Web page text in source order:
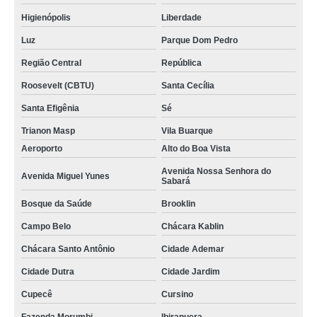
estúdio de ensaio e gravação musical para orçar Nova Piraju
onde encontro sala acústica para ensaio Chácara Kablin
valor de estúdio de ensaio e gravação musical Aclimação
sala de ensaio musical Jardim da Saúde
valor de estúdio de ensaio de música Vila Andrade
sala acústica para ensaio Vila Alexandria
onde encontro estúdio de ensaio musical Roosevelt (CBTU)
ensaio em estúdio de música para orçar Morumbi
onde encontro sala de ensaio musical Bom Retiro
estúdios para ensaios musicais de banda Consolação
valor de estúdio ensaio de musicas Roosevelt (CBTU)
Higienópolis Liberdade
Luz Parque Dom Pedro
Região Central República
Roosevelt (CBTU) Santa Cecília
Santa Efigênia Sé
Trianon Masp
Vila Buarque
Aeroporto
Alto do Boa Vista
Avenida Miguel Yunes
Avenida Nossa Senhora do
Sabará
Bosque da Saúde Brooklin
Campo Belo Chácara Kablin
Chácara Santo Antônio Cidade Ademar
Cidade Dutra Cidade Jardim
Cupecê Cursino